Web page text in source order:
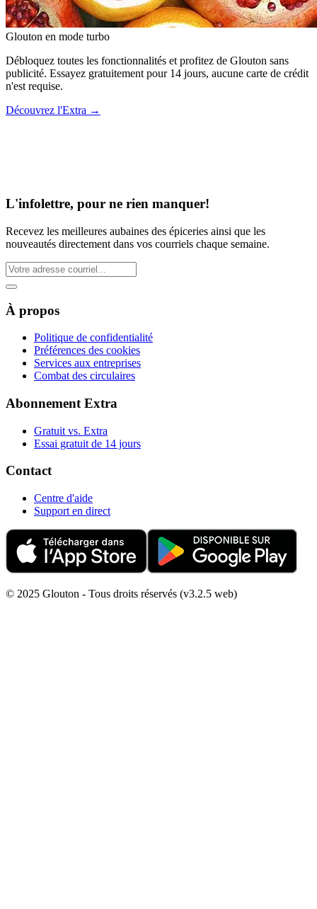
Glouton en mode turbo
Débloquez toutes les fonctionnalités et profitez de Glouton sans
publicité. Essayez gratuitement pour 14 jours, aucune carte de crédit
n'est requise.
Découvrez l'Extra →
L'infolettre, pour ne rien manquer!
Recevez les meilleures aubaines des épiceries ainsi que les
nouveautés directement dans vos courriels chaque semaine.
À propos
Politique de confidentialité
Préférences des cookies
Services aux entreprises
Combat des circulaires
Abonnement Extra
Gratuit vs. Extra
Essai gratuit de 14 jours
Contact
Centre d'aide
Support en direct
© 2025 Glouton - Tous droits réservés (v3.2.5 web)